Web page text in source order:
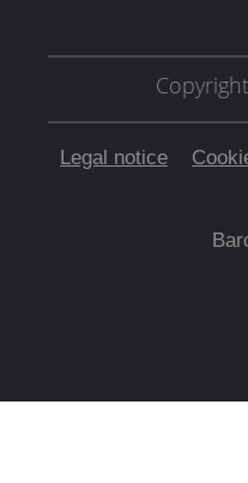
Legal notice